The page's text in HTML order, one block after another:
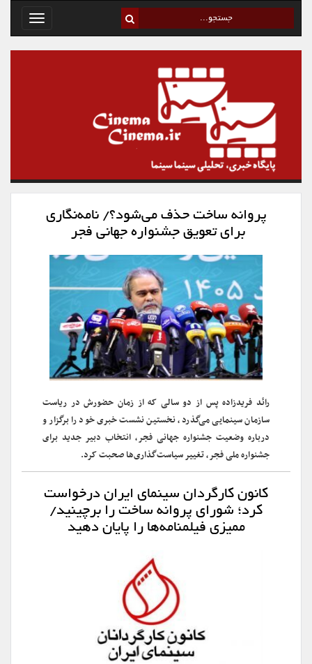
Toggle
پروانه ساخت حذف می‌شود؟/ نامه‌نگاری
برای تعویق جشنواره جهانی فجر
رائد فریدزاده پس از دو سالی که از زمان حضورش در ریاست
سازمان سینمایی می‌گذرد، نخستین نشست خبری خود را برگزار و
درباره وضعیت جشنواره‌ جهانی فجر، انتخاب دبیر جدید برای
جشنواره ملی فجر، تغییر سیاست‌گذاری‌ها صحبت کرد.
کانون کارگردان سینمای ایران درخواست
کرد؛ شورای پروانه ساخت را برچینید/
ممیزی فیلمنامه‌ها را پایان دهید